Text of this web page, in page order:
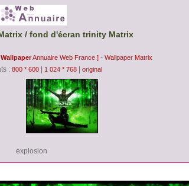
/ fond d'écran trinity Matrix
Annuaire Web France ] - Wallpaper Matrix
: 800 * 600 1 024 * 768 original
explosion